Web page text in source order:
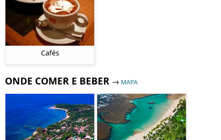
Cafés
ONDE COMER E BEBER → MAPA